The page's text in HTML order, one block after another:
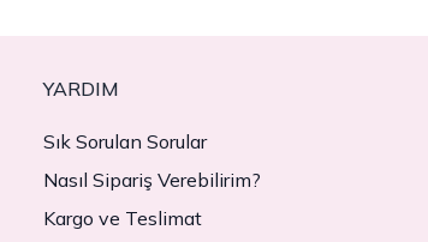
YARDIM
Sık Sorulan Sorular
Nasıl Sipariş Verebilirim?
Kargo ve Teslimat